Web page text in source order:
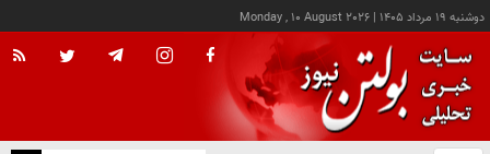
دوشنبه ۱۹ مرداد ۱۴۰۵ |
Monday , 10 August 2026